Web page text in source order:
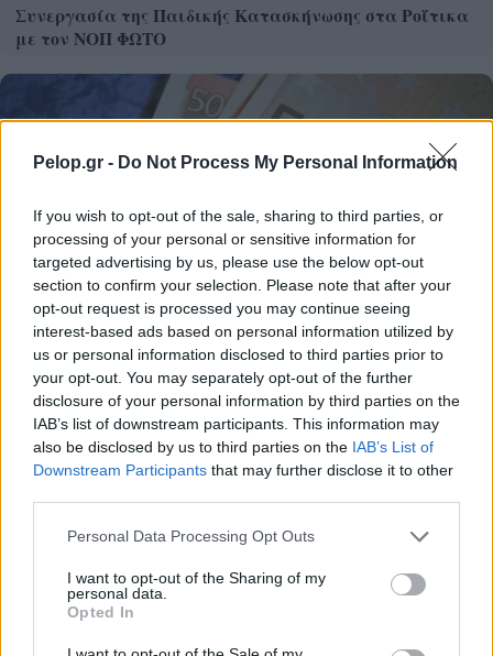
Pelop.gr - Do Not Process My Personal Information
If you wish to opt-out of the sale, sharing to third parties, or
processing of your personal or sensitive information for
targeted advertising by us, please use the below opt-out
section to confirm your selection. Please note that after your
opt-out request is processed you may continue seeing
interest-based ads based on personal information utilized by
us or personal information disclosed to third parties prior to
your opt-out. You may separately opt-out of the further
disclosure of your personal information by third parties on the
IAB’s list of downstream participants. This information may
also be disclosed by us to third parties on the IAB’s List of
Downstream Participants that may further disclose it to other
Please note that this website/app uses one or more Google
not limited to your visit or usage behaviour. You may click to
grant or deny consent to Google and its third-party tags to
use your data for below specified purposes in below Google
consent section.
Personal Data Processing Opt Outs
I want to opt-out of the Sharing of my
personal data.
Opted In
Συνεργασία της Παιδικής Κατασκήνωσης στα Ροΐτικα
με τον ΝΟΠ ΦΩΤΟ
«Φίλτρο» της ΑΑΔΕ στις τραπεζικές καταθέσεις: Πότε
το χαρτζιλίκι και οι αναλήψεις θεωρούνται κρυφή
δωρεά